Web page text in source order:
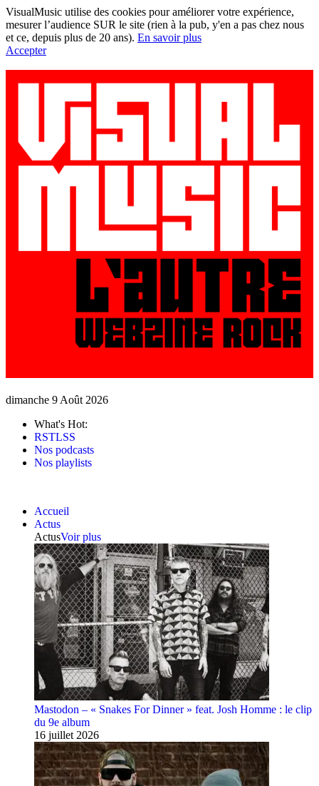
VisualMusic utilise des cookies pour améliorer votre expérience,
mesurer l’audience SUR le site (rien à la pub, y'en a pas chez nous
et ce, depuis plus de 20 ans). En savoir plus
Accepter
dimanche 9 Août 2026
What's Hot:
RSTLSS
Nos podcasts
Nos playlists
Accueil
Actus
ActusVoir plus
Mastodon – « Snakes For Dinner » feat. Josh Homme : le clip
du 9e album
16 juillet 2026